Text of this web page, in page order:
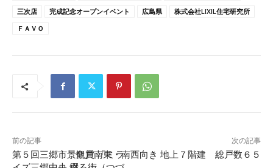
三次店
完成記念オープンイベント 広島県
株式会社LIXIL住宅研究所
ＦＡＶＯ
前の記事
第５回三郷市景観賞 「ミラ
次の記事
全戸南東・南西向き 地上７階建 総戸数６５